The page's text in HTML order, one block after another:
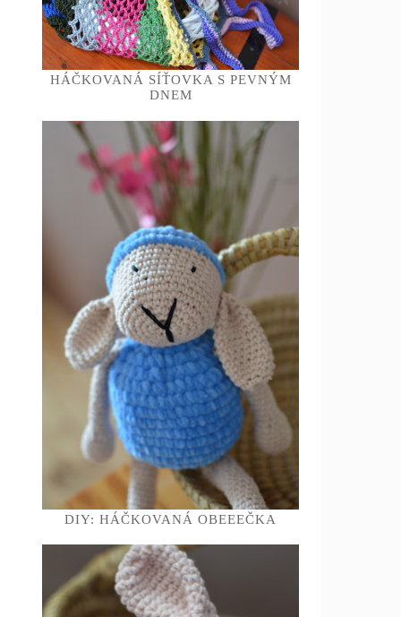
HÁČKOVANÁ SÍŤOVKA S PEVNÝM
DNEM
DIY: HÁČKOVANÁ OBEEEČKA